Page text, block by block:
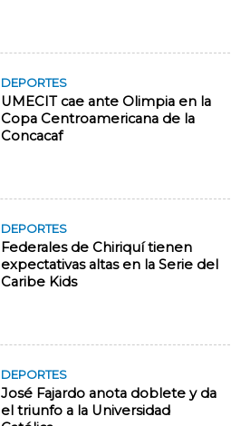
DEPORTES
UMECIT cae ante Olimpia en la
Copa Centroamericana de la
Concacaf
DEPORTES
Federales de Chiriquí tienen
expectativas altas en la Serie del
Caribe Kids
DEPORTES
José Fajardo anota doblete y da
el triunfo a la Universidad